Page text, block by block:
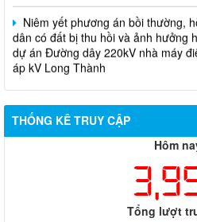
Niêm yết phương án bồi thường,
dân có đất bị thu hồi và ảnh hưởng
dự án Đường dây 220kV nhà máy
áp kV Long Thành
Biên bản về việc niêm yết
định cư của các hộ dân có đất bị
đường 25B cũ đoạn từ Trung tâm
51, huyện Long Thành và huyện
THỐNG KÊ TRUY CẬP
Hôm
Tổng lượt